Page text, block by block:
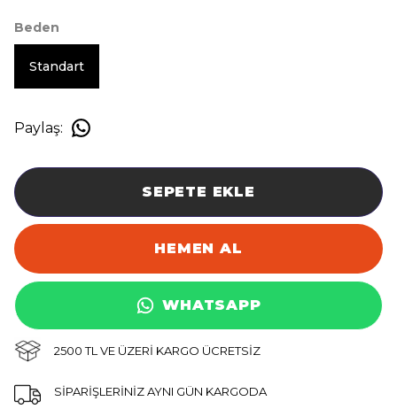
Beden
Standart
Paylaş:
SEPETE EKLE
HEMEN AL
WHATSAPP
2500 TL VE ÜZERİ KARGO ÜCRETSİZ
SİPARİŞLERİNİZ AYNI GÜN KARGODA